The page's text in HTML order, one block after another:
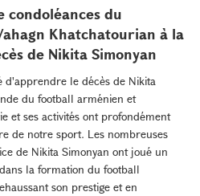
condoléances du
Khatchatourian à la
de Nikita Simonyan
d'apprendre le décès de Nikita
du football arménien et
et ses activités ont profondément
de notre sport. Les nombreuses
de Nikita Simonyan ont joué un
la formation du football
son prestige et en